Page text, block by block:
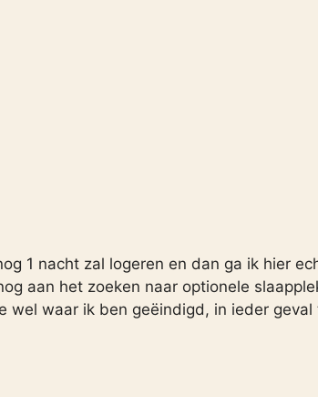
1 nacht zal logeren en dan ga ik hier
aan het zoeken naar optionele
wel waar ik ben geëindigd, in ieder geval